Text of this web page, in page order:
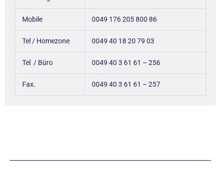
Mobile 0049 176 205 800 86
Tel / Homezone 0049 40 18 20 79 03
Tel / Büro 0049 40 3 61 61 – 256
Fax. 0049 40 3 61 61 – 257